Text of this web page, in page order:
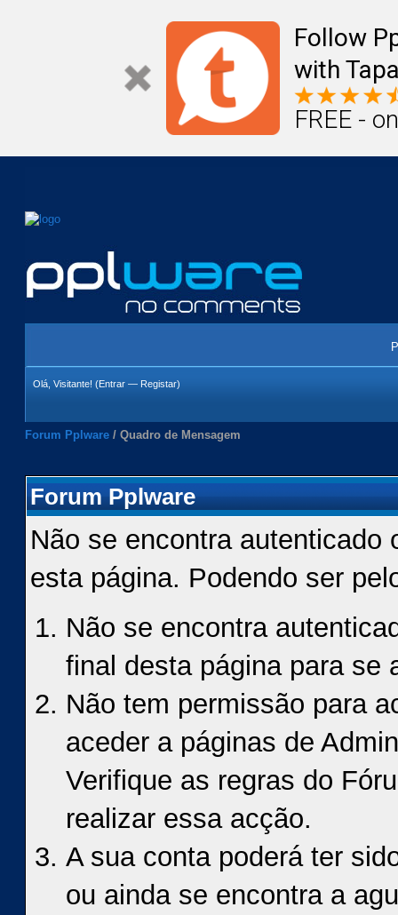
Follow
with
FREE -
Olá, Visitante! (Entrar — Registar)
Forum Pplware / Quadro de Mensagem
Forum Pplware
Não se encontra autenticado
esta página. Podendo ser
Não se encontra
final desta página para se
Não tem permissão para
aceder a páginas de
Verifique as regras do
realizar essa acção.
A sua conta poderá ter
ou ainda se encontra a